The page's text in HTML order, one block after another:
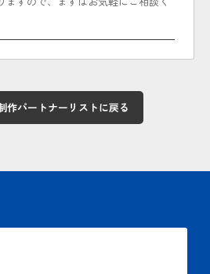
パートナーリストに戻る